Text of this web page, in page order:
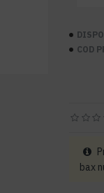
COD
bax